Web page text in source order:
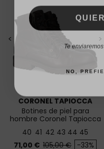
< >
CORONEL TAPIOCCA
Botines de piel para
hombre Coronel Tapiocca
40 41 42 43 44 45
Precio
71,00 € Precio base
105,00 € -33%
Te
NO,